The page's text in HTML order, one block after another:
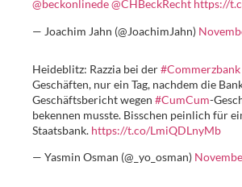
@beckonlinede@CHBeckRecht https://
— Joachim Jahn (@JoachimJahn)
Heideblitz: Razzia bei der#Commerzbank
Geschäften, nur ein Tag, nachdem die
Geschäftsbericht wegen #CumCum-
bekennen musste. Bisschen peinlich für
Staatsbank. https://t.co/LmiQDLnyMb
— Yasmin Osman (@_yo_osman)